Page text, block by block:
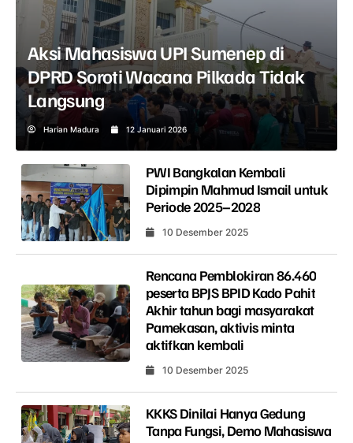
Aksi Mahasiswa UPI Sumenep di
DPRD Soroti Wacana Pilkada Tidak
Langsung
Harian Madura 12 Januari 2026
PWI Bangkalan Kembali
Dipimpin Mahmud Ismail untuk
Periode 2025–2028
10 Desember 2025
Rencana Pemblokiran 86.460
peserta BPJS BPID Kado Pahit
Akhir tahun bagi masyarakat
Pamekasan, aktivis minta
aktifkan kembali
10 Desember 2025
KKKS Dinilai Hanya Gedung
Tanpa Fungsi, Demo Mahasiswa